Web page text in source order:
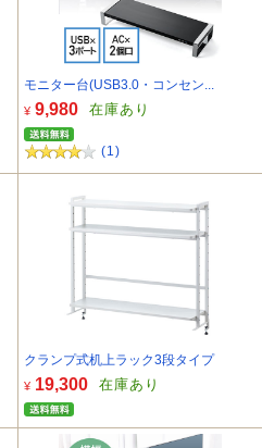
モニター台(USB3.0・コンセン...
¥ 9,980 在庫あり
(1)
クランプ式机上ラック3段タイプ
¥ 19,300 在庫あり